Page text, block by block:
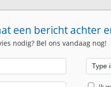
een bericht achter
nodig? Bel ons vandaag nog!